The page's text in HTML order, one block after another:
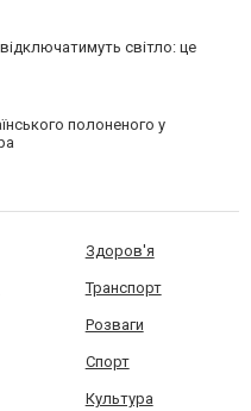
світло: це
полоненого у
Здоров'я
Транспорт
Розваги
Спорт
Культура